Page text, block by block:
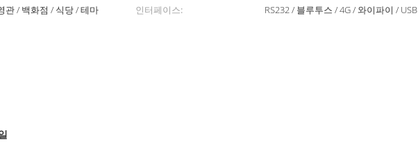
관 / 백화점 / 식당 / 테마
인터페이스: RS232 / 블루투스 / 4G / 와이파이 / USB